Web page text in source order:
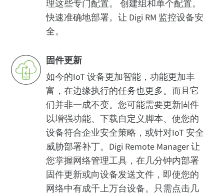
理这些专门配置。 创建组和单个配置。
快速准确地部署。让 Digi RM 监控设备安
全。
固件更新
如今的IoT 设备更加智能，功能更加丰
富，在边缘执行的任务也更多。而且它
们并非一成不变。您可能需要更新固件
以增强功能、下载自定义脚本、使您的
设备符合企业安全策略，或针对IoT 安全
威胁部署补丁。Digi Remote Manager 让
您掌握网络管理工具，在几分钟内部署
固件更新或向设备发送文件，即使您的
网络中有成千上万台设备。只需点击几